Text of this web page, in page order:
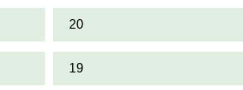
20
19